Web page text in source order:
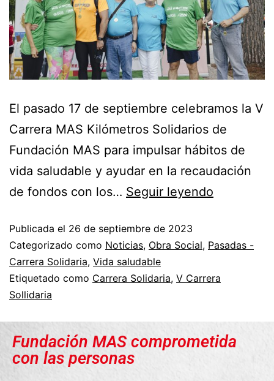
El pasado 17 de septiembre celebramos la V
Carrera MAS Kilómetros Solidarios de
Fundación MAS para impulsar hábitos de
vida saludable y ayudar en la recaudación
de fondos con los… Seguir leyendo
Publicada el 26 de septiembre de 2023
Categorizado como Noticias, Obra Social, Pasadas -
Carrera Solidaria, Vida saludable
Etiquetado como Carrera Solidaria, V Carrera
Sollidaria
Fundación MAS comprometida
con las personas